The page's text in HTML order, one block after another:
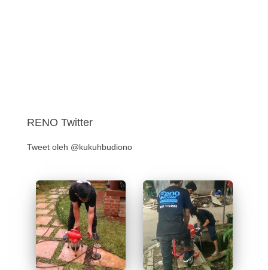
RENO Twitter
Tweet oleh @kukuhbudiono